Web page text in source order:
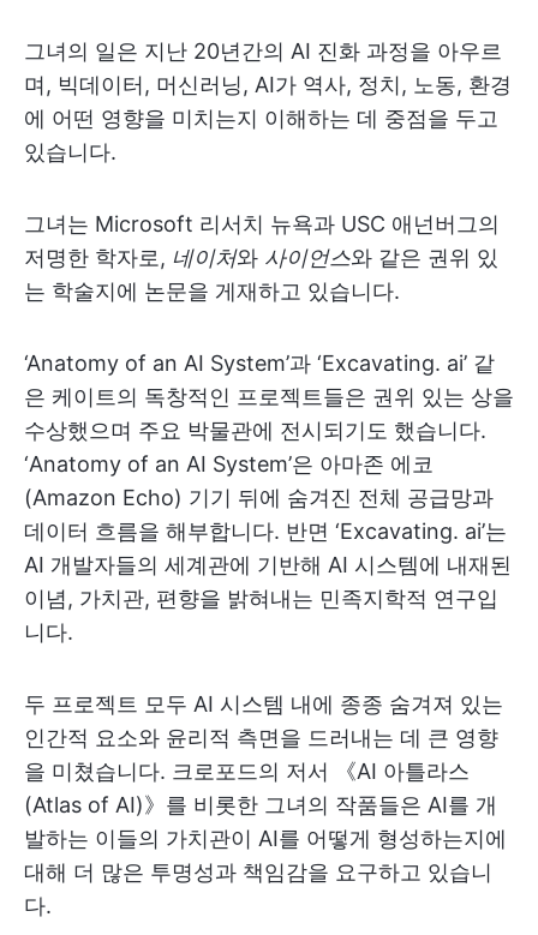
그녀의 일은 지난 20년간의 AI 진화 과정을 아우르
며, 빅데이터, 머신러닝, AI가 역사, 정치, 노동, 환경
에 어떤 영향을 미치는지 이해하는 데 중점을 두고
있습니다.
그녀는 Microsoft 리서치 뉴욕과 USC 애넌버그의
저명한 학자로, 네이처와 사이언스와 같은 권위 있
는 학술지에 논문을 게재하고 있습니다.
‘Anatomy of an AI System’과 ‘Excavating. ai’ 같
은 케이트의 독창적인 프로젝트들은 권위 있는 상을
수상했으며 주요 박물관에 전시되기도 했습니다.
‘Anatomy of an AI System’은 아마존 에코
(Amazon Echo) 기기 뒤에 숨겨진 전체 공급망과
데이터 흐름을 해부합니다. 반면 ‘Excavating. ai’는
AI 개발자들의 세계관에 기반해 AI 시스템에 내재된
이념, 가치관, 편향을 밝혀내는 민족지학적 연구입
니다.
두 프로젝트 모두 AI 시스템 내에 종종 숨겨져 있는
인간적 요소와 윤리적 측면을 드러내는 데 큰 영향
을 미쳤습니다. 크로포드의 저서 《AI 아틀라스
(Atlas of AI)》를 비롯한 그녀의 작품들은 AI를 개
발하는 이들의 가치관이 AI를 어떻게 형성하는지에
대해 더 많은 투명성과 책임감을 요구하고 있습니
다.